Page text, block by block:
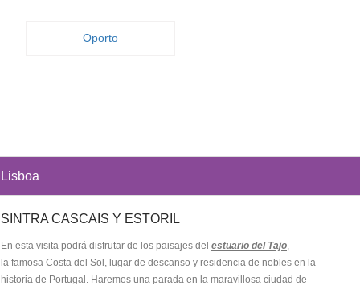
Oporto
Lisboa
SINTRA CASCAIS Y ESTORIL
En esta visita podrá disfrutar de los paisajes del estuario del Tajo,
la famosa Costa del Sol, lugar de descanso y residencia de nobles en la
historia de Portugal. Haremos una parada en la maravillosa ciudad de